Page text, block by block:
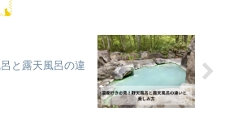
と露天風呂の違